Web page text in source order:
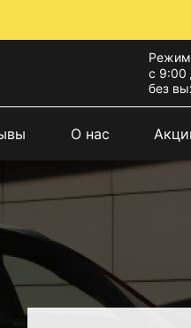
Режим
с 9:00
без
О нас